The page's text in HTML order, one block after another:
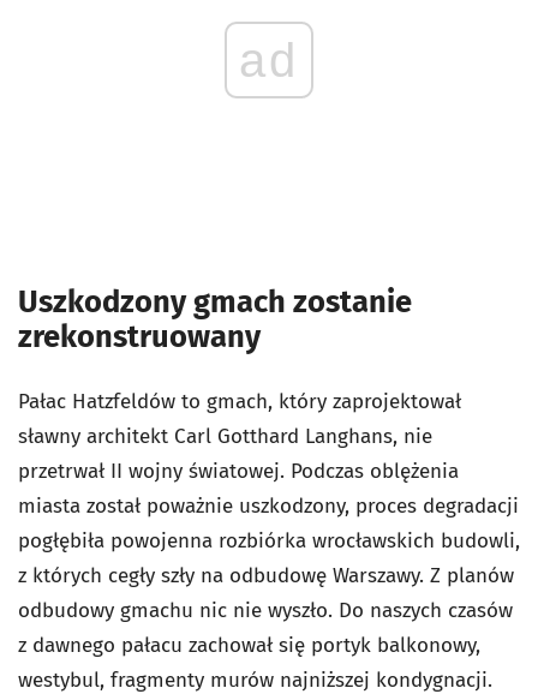
ad
Uszkodzony gmach zostanie
zrekonstruowany
Pałac Hatzfeldów to gmach, który zaprojektował
sławny architekt Carl Gotthard Langhans, nie
przetrwał II wojny światowej. Podczas oblężenia
miasta został poważnie uszkodzony, proces degradacji
pogłębiła powojenna rozbiórka wrocławskich budowli,
z których cegły szły na odbudowę Warszawy. Z planów
odbudowy gmachu nic nie wyszło. Do naszych czasów
z dawnego pałacu zachował się portyk balkonowy,
westybul, fragmenty murów najniższej kondygnacji.